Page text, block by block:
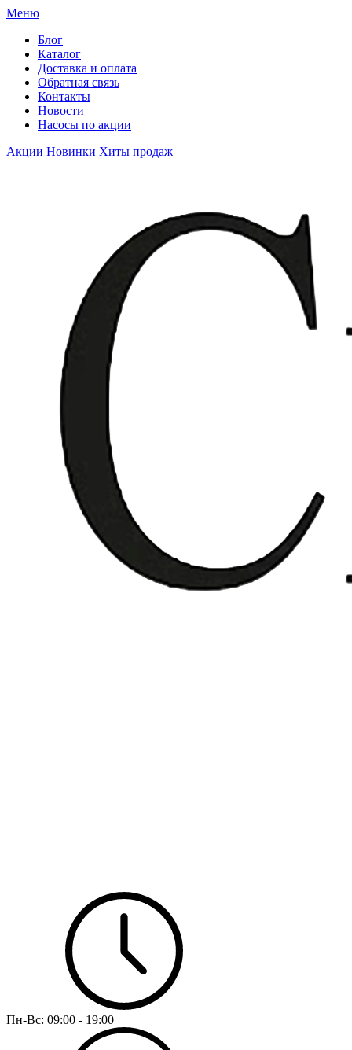
Меню
Блог
Каталог
Доставка и оплата
Обратная связь
Контакты
Новости
Насосы по акции
Акции Новинки Хиты продаж
Пн-Вс: 09:00 - 19:00